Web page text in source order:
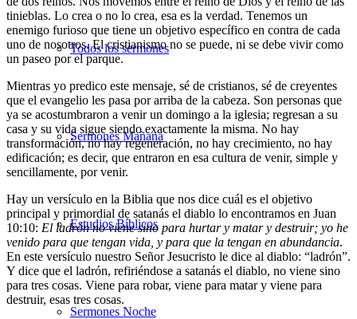
Todos los sermones
Sermones Mañana
Estudios Bíblicos
Sermones Noche
tinieblas. Lo crea o no lo crea, esa es la verdad. Tenemos un
enemigo furioso que tiene un objetivo específico en contra de cada
uno de nosotros. El cristianismo no se puede, ni se debe vivir como
un paseo por el parque.
Mientras yo predico este mensaje, sé de cristianos, sé de creyentes
que el evangelio les pasa por arriba de la cabeza. Son personas que
ya se acostumbraron a venir un domingo a la iglesia; regresan a su
casa y su vida sigue siendo exactamente la misma. No hay
transformación, no hay regeneración, no hay crecimiento, no hay
edificación; es decir, que entraron en esa cultura de venir, simple y
sencillamente, por venir.
Hay un versículo en la Biblia que nos dice cuál es el objetivo
principal y primordial de satanás el diablo lo encontramos en Juan
10:10: El ladrón no viene sino para hurtar y matar y destruir; yo he
venido para que tengan vida, y para que la tengan en abundancia.
En este versículo nuestro Señor Jesucristo le dice al diablo: “ladrón”.
Y dice que el ladrón, refiriéndose a satanás el diablo, no viene sino
para tres cosas. Viene para robar, viene para matar y viene para
destruir, esas tres cosas.